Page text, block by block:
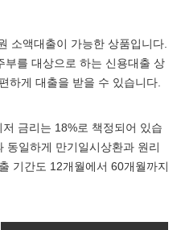
소액대출이 가능한 상품입니다.
부를 대상으로 하는 신용대출 상
하게 대출을 받을 수 있습니다.
금리는 18%로 책정되어 있습
동일하게 만기일시상환과 원리
기간도 12개월에서 60개월까지